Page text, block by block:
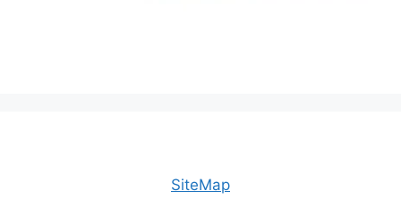
SiteMap